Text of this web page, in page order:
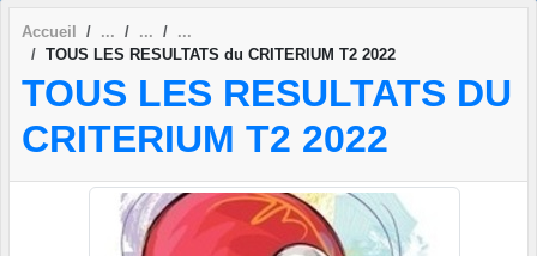
Accueil
TOUS LES RESULTATS du CRITERIUM T2 2022
TOUS LES RESULTATS DU
CRITERIUM T2 2022